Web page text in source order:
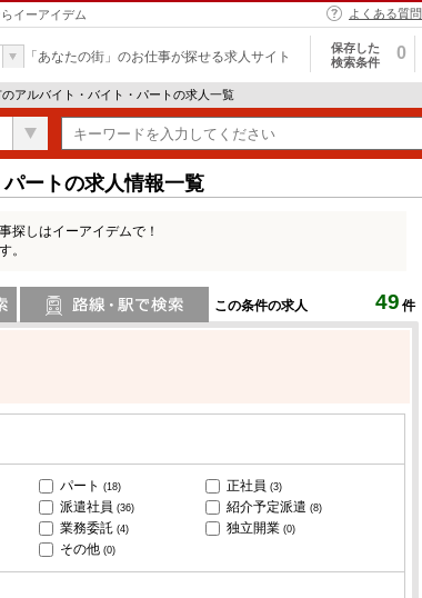
イーアイデム よくある質問
「あなたの街」のお仕事が探せる求人サイト
保存した
検索条件
0
アルバイト・バイト・パートの求人一覧
ートの求人情報一覧
探しはイーアイデムで！
。
この条件の求人 49 件
パート (18) 正社員 (3)
派遣社員 (36) 紹介予定派遣 (8)
業務委託 (4) 独立開業 (0)
その他 (0)